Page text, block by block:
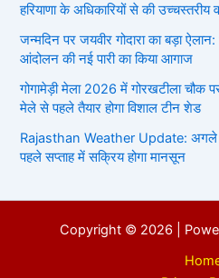
हरियाणा के अधिकारियों से की उच्चस्तरीय
जन्मदिन पर जयवीर गोदारा का बड़ा
आंदोलन की नई पारी का किया आगाज
गोगामेड़ी मेला 2026 में गोरखटीला चौक
मेले से पहले तैयार होगा विशाल टीन शेड
Rajasthan Weather Update: अगले
पहले सप्ताह में सक्रिय होगा मानसून
Copyright © 2026 |